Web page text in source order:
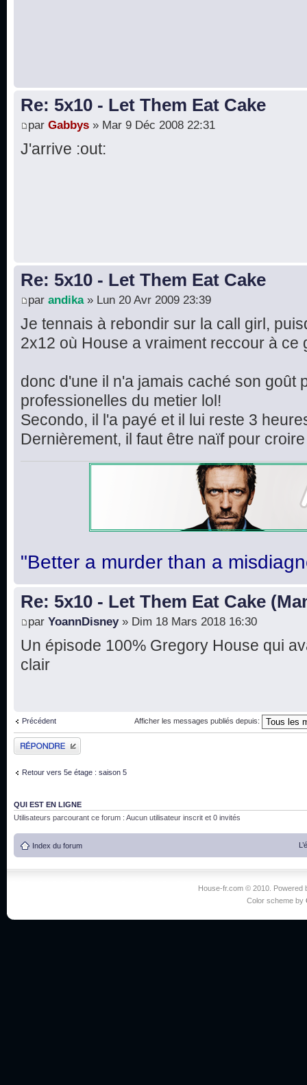
Re: 5x10 - Let Them Eat Cake
par Gabbys » Mar 9 Déc 2008 22:31
J'arrive :out:
Re: 5x10 - Let Them Eat Cake
par andika» Lun 20 Avr 2009 23:39
Je tennais à rebondir sur la call girl,
2x12 où House a vraiment reccour à ce
donc d'une il n'a jamais caché son goût
professionelles du metier lol!
Secondo, il l'a payé et il lui reste 3
Dernièrement, il faut être naïf pour
"Better a murder than a
Re: 5x10 - Let Them Eat Cake
par YoannDisney» Dim 18 Mars 2018 16:30
Un épisode 100% Gregory House qui
clair
Précédent Afficher les messages publiés depuis:
Publier une réponse
Retour vers 5e étage : saison 5
QUI EST EN LIGNE
Utilisateurs parcourant ce forum : Aucun utilisateur inscrit et 0 invités
Index du forum
House-fr.com © 2010. Powered
Color scheme by